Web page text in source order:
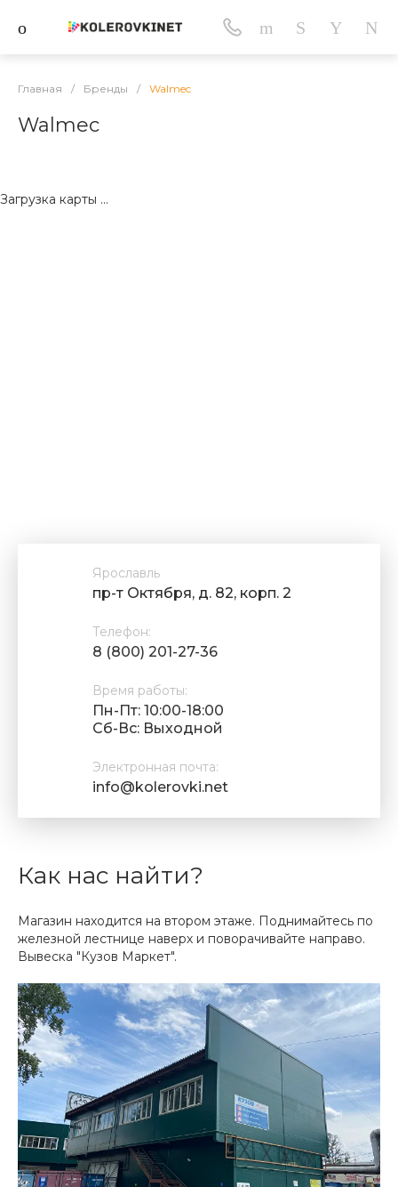
Главная / Бренды / Walmec
Walmec
Загрузка карты ...
Ярославль
пр-т Октября, д. 82, корп. 2
Телефон:
8 (800) 201-27-36
Время работы:
Пн-Пт: 10:00-18:00
Cб-Вс: Выходной
Электронная почта:
info@kolerovki.net
Как нас найти?
Магазин находится на втором этаже. Поднимайтесь по
железной лестнице наверх и поворачивайте направо.
Вывеска "Кузов Маркет".